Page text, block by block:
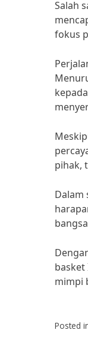
Salah
fokus
pihak,
Dalam
basket
mimpi
Posted